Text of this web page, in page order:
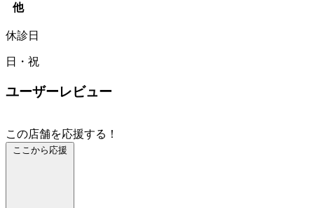
他
休診日
日・祝
ユーザーレビュー
この店舗を応援する！
ここから応援